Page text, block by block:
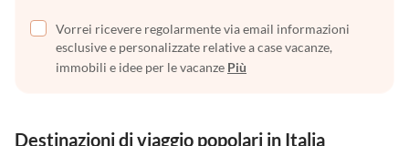
Vorrei ricevere regolarmente via email informazioni
esclusive e personalizzate relative a case vacanze,
immobili e idee per le vacanze Più
Destinazioni di viaggio popolari in Italia